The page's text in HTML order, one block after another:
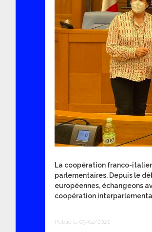
La coopération franco-
parlementaires. Depuis le
européennes, échangeons
coopération
Publié le 05/04/2022